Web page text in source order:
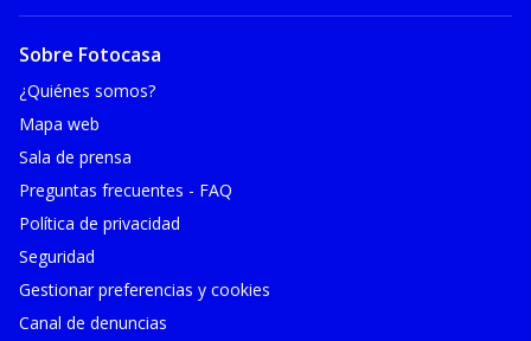
Sobre Fotocasa
¿Quiénes somos?
Mapa web
Sala de prensa
Preguntas frecuentes - FAQ
Política de privacidad
Seguridad
Gestionar preferencias y cookies
Canal de denuncias